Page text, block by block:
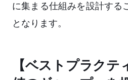
に集まる仕組みを設計する
となります。
【ベストプラクテ